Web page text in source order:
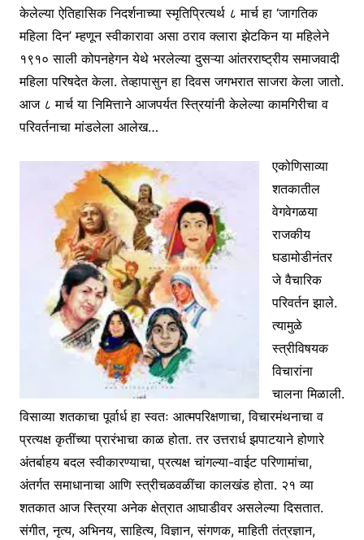
केलेल्या ऐतिहासिक निदर्शनाच्या स्मृतिप्रित्यर्थ ८ मार्च हा ‘जागतिक
महिला दिन’ म्हणून स्वीकारावा असा ठराव क्लारा झेटकिन या महिलेने
१९१० साली कोपनहेगन येथे भरलेल्या दुसऱ्या आंतरराष्ट्रीय समाजवादी
महिला परिषदेत केला. तेव्हापासुन हा दिवस जगभरात साजरा केला जातो.
आज ८ मार्च या निमित्ताने आजपर्यत स्त्रियांनी केलेल्या कामगिरीचा व
परिवर्तनाचा मांडलेला आलेख…
एकोणिसाव्या
शतकातील
वेगवेगळया
राजकीय
घडामोडीनंतर
जे वैचारिक
परिवर्तन झाले.
त्यामुळे
स्त्रीविषयक
विचारांना
चालना मिळाली.
विसाव्या शतकाचा पूर्वार्ध हा स्वतः आत्मपरिक्षणाचा, विचारमंथनाचा व
प्रत्यक्ष कृतींच्या प्रारंभाचा काळ होता. तर उत्तरार्ध झपाटयाने होणारे
अंतर्बाहय बदल स्वीकारण्याचा, प्रत्यक्ष चांगल्या-वाईट परिणामांचा,
अंतर्गत समाधानाचा आणि स्त्रीचळवळींचा कालखंड होता. २१ व्या
शतकात आज स्त्रिया अनेक क्षेत्रात आघाडीवर असलेल्या दिसतात.
संगीत, नृत्य, अभिनय, साहित्य, विज्ञान, संगणक, माहिती तंत्रज्ञान,